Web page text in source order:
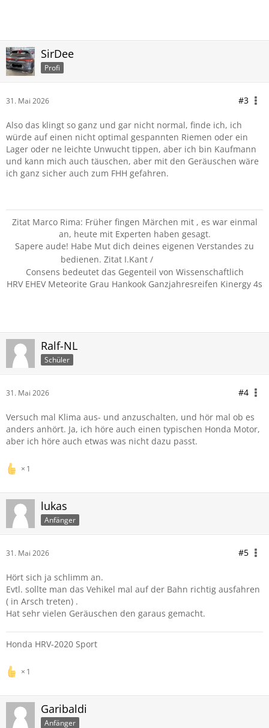
SirDee
Profi
31. Mai 2026 #3
Also das klingt so ganz und gar nicht normal, finde ich, ich
würde auf einen nicht optimal gespannten Riemen oder ein
Lager oder ne leichte Unwucht tippen, aber ich bin Kaufmann
und kann mich auch täuschen, aber mit den Geräuschen wäre
ich ganz sicher auch zum FHH gefahren.
Zitat Marco Rima: Früher fingen Märchen mit , es war einmal
an, heute mit Experten haben gesagt.
Sapere aude! Habe Mut dich deines eigenen Verstandes zu
bedienen. Zitat I.Kant /
Consens bedeutet das Gegenteil von Wissenschaftlich
HRV EHEV Meteorite Grau Hankook Ganzjahresreifen Kinergy 4s
Ralf-NL
Schüler
31. Mai 2026 #4
Versuch mal Klima aus- und anzuschalten, und hör mal ob es
anders anhört. Ja, ich höre auch einen typischen Honda Motor,
aber ich höre auch etwas was nicht dazu passt.
1
lukas
Anfänger
31. Mai 2026 #5
Hört sich ja schlimm an.
Evtl. sollte man das Vehikel mal auf der Bahn richtig ausfahren
( in Arsch treten) .
Hat sehr vielen Geräuschen den garaus gemacht.
Honda HRV-2020 Sport
1
Garibaldi
Anfänger